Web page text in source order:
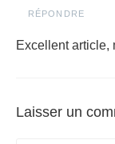
RÉPONDRE
Excellent article,
Laisser un